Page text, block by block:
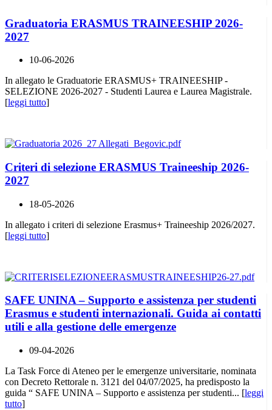
Graduatoria ERASMUS TRAINEESHIP 2026-
2027
10-06-2026
In allegato le Graduatorie ERASMUS+ TRAINEESHIP -
SELEZIONE 2026-2027 - Studenti Laurea e Laurea Magistrale.
[leggi tutto]
Criteri di selezione ERASMUS Traineeship 2026-
2027
18-05-2026
In allegato i criteri di selezione Erasmus+ Traineeship 2026/2027.
[leggi tutto]
SAFE UNINA – Supporto e assistenza per studenti
Erasmus e studenti internazionali. Guida ai contatti
utili e alla gestione delle emergenze
09-04-2026
La Task Force di Ateneo per le emergenze universitarie, nominata
con Decreto Rettorale n. 3121 del 04/07/2025, ha predisposto la
guida “ SAFE UNINA – Supporto e assistenza per studenti... [leggi
tutto]